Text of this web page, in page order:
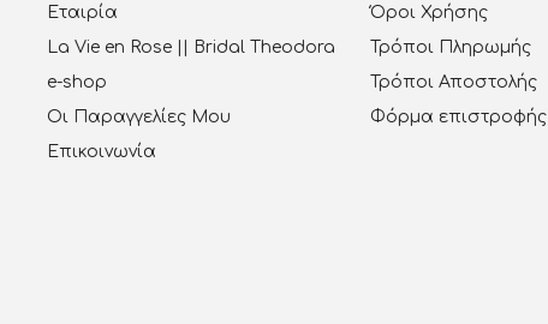
Εταιρία
La Vie en Rose || Bridal Theodora
e-shop
Οι Παραγγελίες Μου
Επικοινωνία
Όροι Χρήσης
Τρόποι Πληρωμής
Τρόποι Αποστολής
Φόρμα επιστροφής